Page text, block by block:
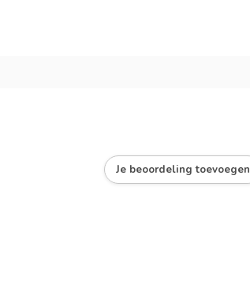
Je beoordeling toevoegen